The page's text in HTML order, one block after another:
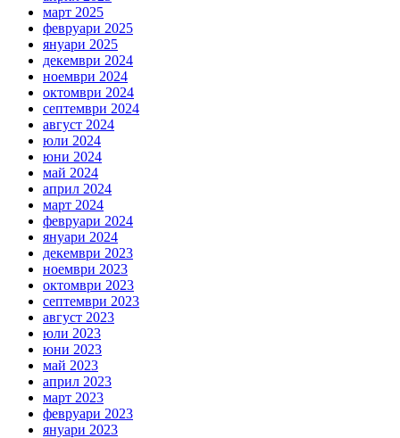
март 2025
февруари 2025
януари 2025
декември 2024
ноември 2024
октомври 2024
септември 2024
август 2024
юли 2024
юни 2024
май 2024
април 2024
март 2024
февруари 2024
януари 2024
декември 2023
ноември 2023
октомври 2023
септември 2023
август 2023
юли 2023
юни 2023
май 2023
април 2023
март 2023
февруари 2023
януари 2023